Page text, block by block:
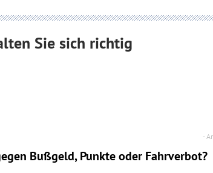
Sie sich richtig
Bußgeld, Punkte oder Fahrverbot?